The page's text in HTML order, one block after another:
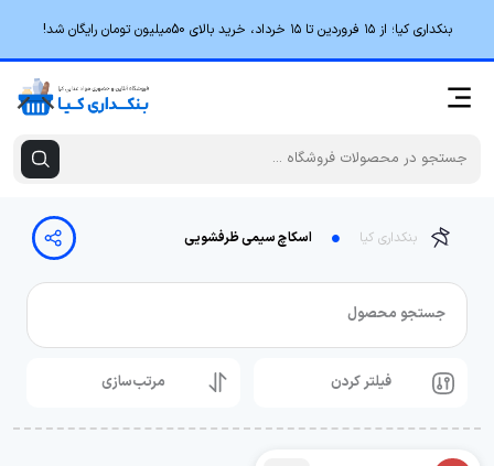
بنکداری کیا؛ از ۱۵ فروردین تا ۱۵ خرداد، خرید بالای 50میلیون تومان رایگان شد!
بنکداری کیا اسکاچ سیمی ظرفشویی
جستجو محصول
فیلتر کردن مرتب‌سازی